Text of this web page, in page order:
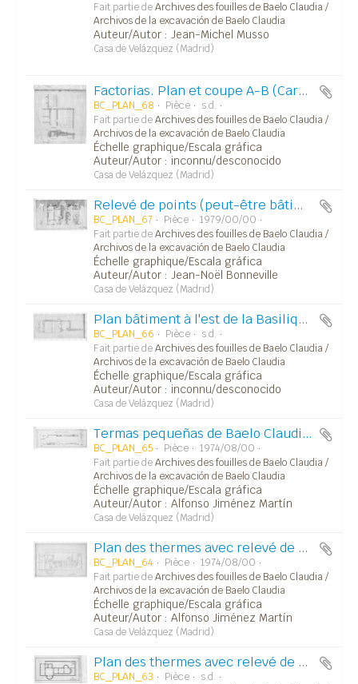
Fait partie deArchives des fouilles de Baelo Claudia /
Archivos de la excavación de Baelo Claudia
Auteur/Autor : Jean-Michel Musso
Casa de Velázquez (Madrid)
Factorias. Plan et coupe A-B (Carp. 3).
BC_PLAN_68 Pièce
s.d.
Fait partie deArchives des fouilles de Baelo Claudia /
Archivos de la excavación de Baelo Claudia
Échelle graphique/Escala gráfica
Auteur/Autor : inconnu/desconocido
Casa de Velázquez (Madrid)
Relevé de points (peut-être bâtiment à l'ouest du Macellum sur le Decumanus Maximus).
BC_PLAN_67 Pièce
1979/00/00
Fait partie deArchives des fouilles de Baelo Claudia /
Archivos de la excavación de Baelo Claudia
Échelle graphique/Escala gráfica
Auteur/Autor : Jean-Noël Bonneville
Casa de Velázquez (Madrid)
Plan bâtiment à l'est de la Basilique (Grande domus ?). Carpeta 21.
BC_PLAN_66 Pièce
s.d.
Fait partie deArchives des fouilles de Baelo Claudia /
Archivos de la excavación de Baelo Claudia
Échelle graphique/Escala gráfica
Auteur/Autor : inconnu/desconocido
Casa de Velázquez (Madrid)
Termas pequeñas de Baelo Claudia.Corte longitudinal, corte del calidarium, corte del frigidarium (N°archivo 052).
BC_PLAN_65 Pièce
1974/08/00
Fait partie deArchives des fouilles de Baelo Claudia /
Archivos de la excavación de Baelo Claudia
Échelle graphique/Escala gráfica
Auteur/Autor : Alfonso Jiménez Martín
Casa de Velázquez (Madrid)
Plan des thermes avec relevé de détails des structures d'hypocaustes (N° archivo 052).
BC_PLAN_64 Pièce
1974/08/00
Fait partie deArchives des fouilles de Baelo Claudia /
Archivos de la excavación de Baelo Claudia
Échelle graphique/Escala gráfica
Auteur/Autor : Alfonso Jiménez Martín
Casa de Velázquez (Madrid)
Plan des thermes avec relevé de détails des murs.
BC_PLAN_63 Pièce
s.d.